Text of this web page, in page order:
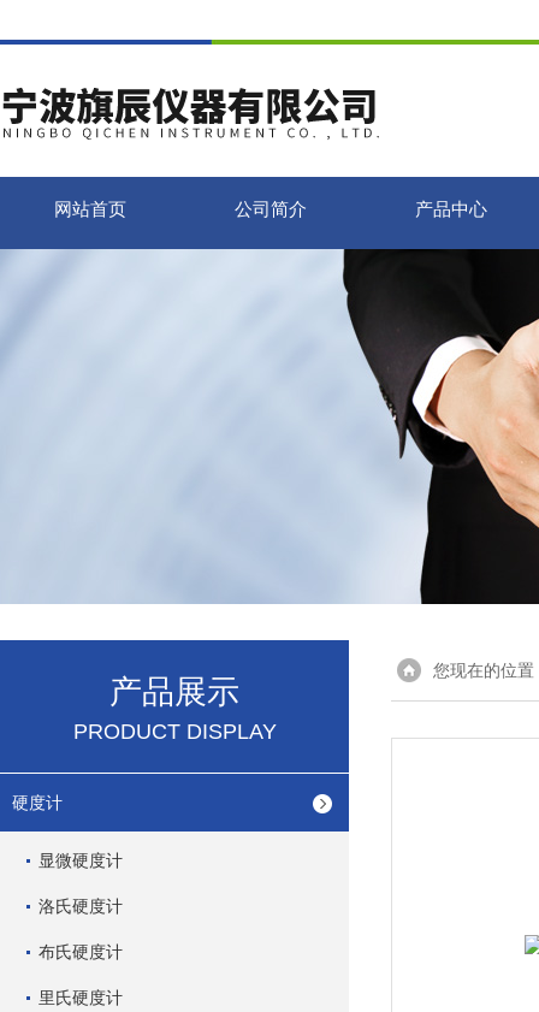
网站首页 公司简介 产品中心
产品展示
PRODUCT DISPLAY
硬度计
显微硬度计
洛氏硬度计
布氏硬度计
里氏硬度计
您现在的位置